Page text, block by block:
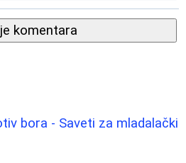
komentara
bora - Saveti za mladalački